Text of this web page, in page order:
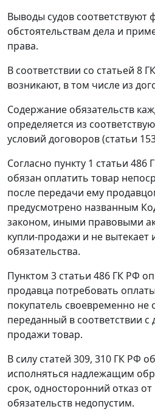
Выводы судов соответствуют
обстоятельствам дела и
права.
В соответствии со статьей 8
возникают, в том числе из
Содержание обязательств
определяется из
условий договоров (статьи
Согласно пункту 1 статьи 486
обязан оплатить товар
после передачи ему
предусмотрено названным
законом, иными правовыми
купли-продажи и не вытекает
обязательства.
Пунктом 3 статьи 486 ГК РФ
продавца потребовать
покупатель своевременно не
переданный в соответствии с
продажи товар.
В силу статей 309, 310 ГК РФ
исполняться надлежащим
срок, односторонний отказ
обязательств недопустим.